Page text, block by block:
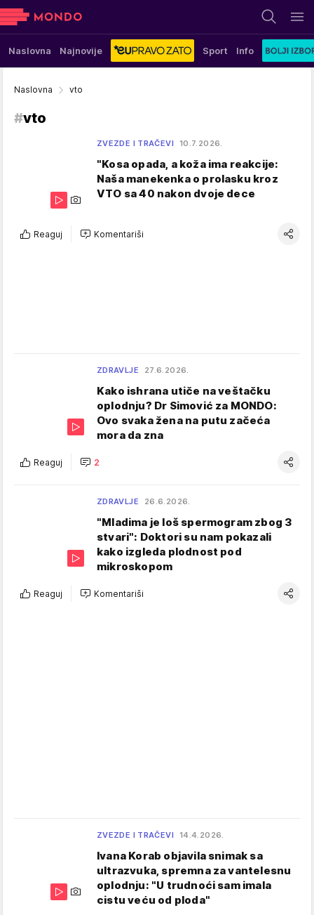
Naslovna Najnovije Sport Info
Naslovna vto
#vto
ZVEZDE I TRAČEVI 10.7.2026.
"Kosa opada, a koža ima reakcije:
Naša manekenka o prolasku kroz
VTO sa 40 nakon dvoje dece
Reaguj Komentariši
ZDRAVLJE 27.6.2026.
Kako ishrana utiče na veštačku
oplodnju? Dr Simović za MONDO:
Ovo svaka žena na putu začeća
mora da zna
Reaguj 2
ZDRAVLJE 26.6.2026.
"Mladima je loš spermogram zbog 3
stvari": Doktori su nam pokazali
kako izgleda plodnost pod
mikroskopom
Reaguj Komentariši
ZVEZDE I TRAČEVI 14.4.2026.
Ivana Korab objavila snimak sa
ultrazvuka, spremna za vantelesnu
oplodnju: "U trudnoći sam imala
cistu veću od ploda"